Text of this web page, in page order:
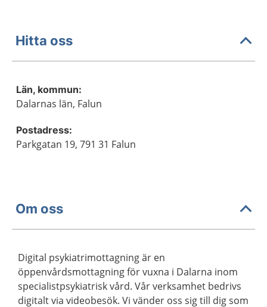
Hitta oss
Län, kommun:
Dalarnas län, Falun
Postadress:
Parkgatan 19, 791 31 Falun
Om oss
Digital psykiatrimottagning är en
öppenvårdsmottagning för vuxna i Dalarna inom
specialistpsykiatrisk vård. Vår verksamhet bedrivs
digitalt via videobesök. Vi vänder oss sig till dig som